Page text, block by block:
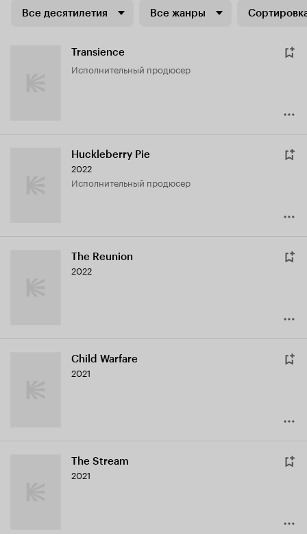
Все десятилетия Все жанры
Transience
исполнительный продюсер
Huckleberry Pie
2022
исполнительный продюсер
The Reunion
2022
Child Warfare
2021
The Stream
2021